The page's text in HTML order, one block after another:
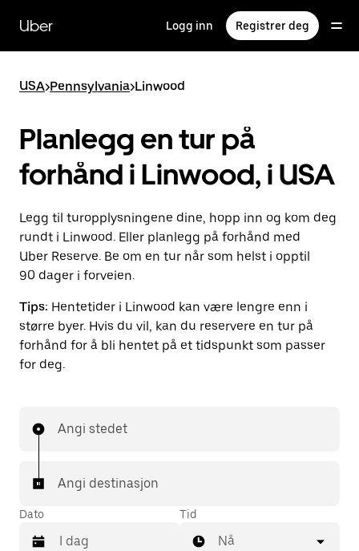
hovedinnholdet
Uber Logg inn Registrer deg
USA>Pennsylvania>Linwood
Planlegg en tur på
forhånd i Linwood, i USA
Legg til turopplysningene dine, hopp inn og kom deg
rundt i Linwood. Eller planlegg på forhånd med
Uber Reserve. Be om en tur når som helst i opptil
90 dager i forveien.
Tips: Hentetider i Linwood kan være lengre enn i
større byer. Hvis du vil, kan du reservere en tur på
forhånd for å bli hentet på et tidspunkt som passer
for deg.
Angi stedet
Angi destinasjon
Dato Tid
Nå